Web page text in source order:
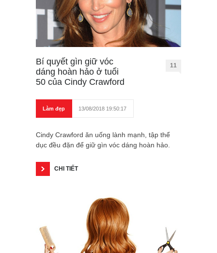
Bí quyết gìn giữ vóc
dáng hoàn hảo ở tuổi
50 của Cindy Crawford
11
Làm đẹp 13/08/2018 19:50:17
Cindy Crawford ăn uống lành mạnh, tập thể
dục đều đặn để giữ gìn vóc dáng hoàn hảo.
CHI TIẾT